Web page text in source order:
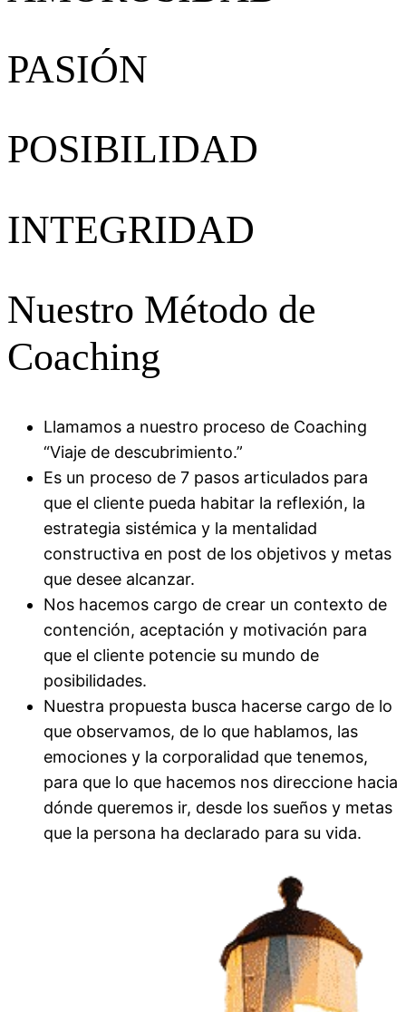
PASIÓN
POSIBILIDAD
INTEGRIDAD
Nuestro Método de
Coaching
Llamamos a nuestro proceso de Coaching
“Viaje de descubrimiento.”
Es un proceso de 7 pasos articulados para
que el cliente pueda habitar la reflexión, la
estrategia sistémica y la mentalidad
constructiva en post de los objetivos y metas
que desee alcanzar.
Nos hacemos cargo de crear un contexto de
contención, aceptación y motivación para
que el cliente potencie su mundo de
posibilidades.
Nuestra propuesta busca hacerse cargo de lo
que observamos, de lo que hablamos, las
emociones y la corporalidad que tenemos,
para que lo que hacemos nos direccione hacia
dónde queremos ir, desde los sueños y metas
que la persona ha declarado para su vida.